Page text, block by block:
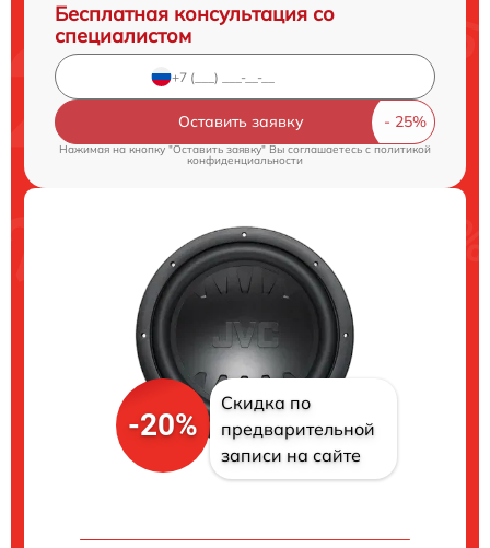
Бесплатная консультация со
специалистом
Оставить заявку
Нажимая на кнопку "Оставить заявку" Вы соглашаетесь cполитикой
конфиденциальности
-20%
Скидка по
предварительной
записи на сайте